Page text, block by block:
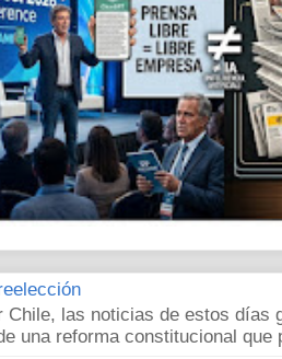
Chile, las noticias de estos días
una reforma constitucional